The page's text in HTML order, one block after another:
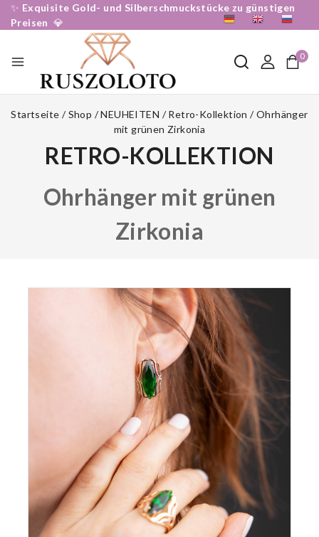
✨ Exquisite Gold- und Silberschmuckstücke zu günstigen
Preisen 💎
0
Startseite / Shop / NEUHEITEN / Retro-Kollektion / Ohrhänger
mit grünen Zirkonia
RETRO-KOLLEKTION
Ohrhänger mit grünen
Zirkonia